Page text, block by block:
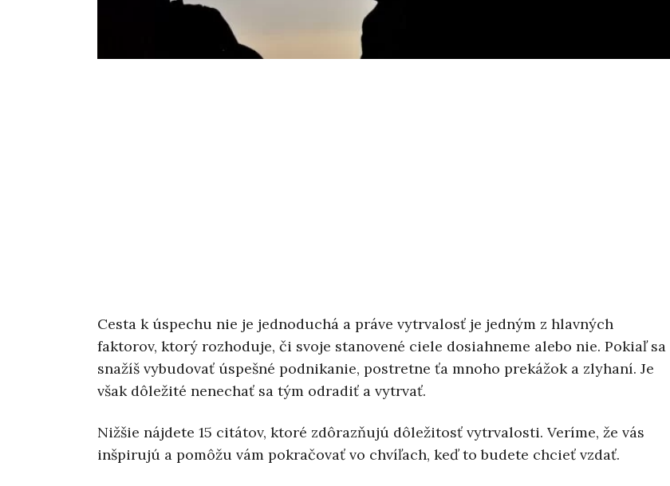
Cesta k úspechu nie je jednoduchá a práve vytrvalosť je jedným z hlavných
faktorov, ktorý rozhoduje, či svoje stanovené ciele dosiahneme alebo nie. Pokiaľ sa
snažíš vybudovať úspešné podnikanie, postretne ťa mnoho prekážok a zlyhaní. Je
však dôležité nenechať sa tým odradiť a vytrvať.
Nižšie nájdete 15 citátov, ktoré zdôrazňujú dôležitosť vytrvalosti. Veríme, že vás
inšpirujú a pomôžu vám pokračovať vo chvíľach, keď to budete chcieť vzdať.